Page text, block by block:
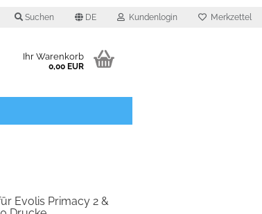
Suchen DE Kundenlogin Merkzettel
Ihr Warenkorb
0,00 EUR
Evolis Primacy 2 &